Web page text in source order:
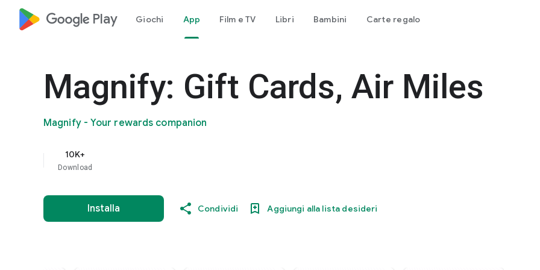
google_logo Play Giochi App Film e TV Libri Bambini Carte regalo
Magnify: Gift Cards, Air Miles
Magnify - Your rewards companion
10K+
Download
Installa Condividi Aggiungi alla lista desideri